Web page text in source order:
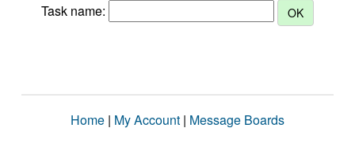
Task name:
Home | My Account | Message Boards